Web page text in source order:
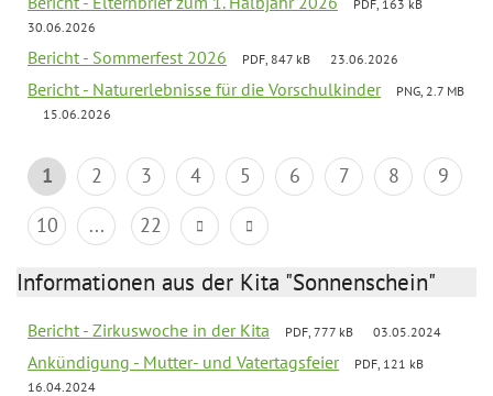
PDF, 163 kB
30.06.2026
Bericht - Sommerfest 2026 PDF, 847 kB 23.06.2026
Bericht - Naturerlebnisse für die Vorschulkinder
PNG, 2.7 MB
15.06.2026
1 2 3 4 5 6 7 8
9
10
... 22
Informationen aus der Kita "Sonnenschein"
Bericht - Zirkuswoche in der Kita PDF, 777 kB 03.05.2024
Ankündigung - Mutter- und Vatertagsfeier
PDF, 121 kB
16.04.2024